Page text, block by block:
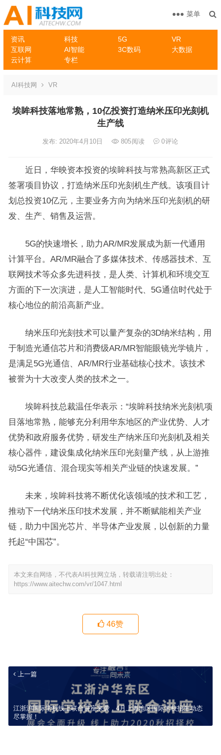
资讯 科技 5G
VR
互联网
AI智能 3C数码
大数据
云计算
专栏
菜单
AI科技网 VR
埃眸科技落地常熟，10亿投资打造纳米压印光刻机
生产线
发布: 2020年4月10日 805阅读 0评论
近日，华映资本投资的埃眸科技与常熟高新区正式
签署项目协议，打造纳米压印光刻机生产线。该项目计
划总投资10亿元，主要业务方向为纳米压印光刻机的研
发、生产、销售及运营。
5G的快速增长，助力AR/MR发展成为新一代通用
计算平台。AR/MR融合了多媒体技术、传感器技术、互
联网技术等众多先进科技，是人类、计算机和环境交互
方面的下一次演进，是人工智能时代、5G通信时代处于
核心地位的前沿高新产业。
纳米压印光刻技术可以量产复杂的3D纳米结构，用
于制造光通信芯片和消费级AR/MR智能眼镜光学镜片，
是满足5G光通信、AR/MR行业基础核心技术。该技术
被誉为十大改变人类的技术之一。
埃眸科技总裁温任华表示：“埃眸科技纳米光刻机项
目落地常熟，能够充分利用华东地区的产业优势、人才
优势和政府服务优势，研发生产纳米压印光刻机及相关
核心器件，建设集成化纳米压印光刻量产线，从上游推
动5G光通信、混合现实等相关产业链的快速发展。”
未来，埃眸科技将不断优化该领域的技术和工艺，
推动下一代纳米压印技术发展，并不断赋能相关产业
链，助力中国光芯片、半导体产业发展，以创新的力量
托起“中国芯”。
本文来自网络，不代表AI科技网立场，转载请注明出处：
https://www.aitechw.com/vr/1047.html
46赞
上一篇
江浙沪国际学校线上联合讲座来袭，4月上海地区国际学校招生动态
尽掌握！
微课·自运营 | 社会组织自运营能力提升(第三期)